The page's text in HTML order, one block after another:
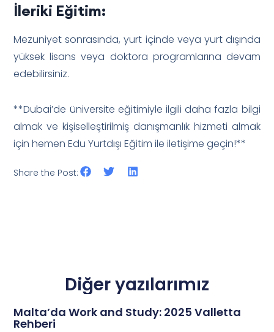
İleriki Eğitim:
Mezuniyet sonrasında, yurt içinde veya yurt dışında
yüksek lisans veya doktora programlarına devam
edebilirsiniz.
**Dubai’de üniversite eğitimiyle ilgili daha fazla bilgi
almak ve kişiselleştirilmiş danışmanlık hizmeti almak
için hemen Edu Yurtdışı Eğitim ile iletişime geçin!**
Share the Post:
Diğer yazılarımız
Malta’da Work and Study: 2025 Valletta
Rehberi